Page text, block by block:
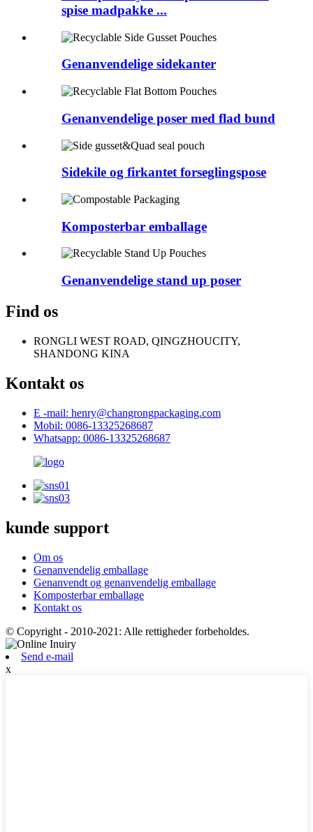
spise madpakke ...
Genanvendelige sidekanter
Genanvendelige poser med flad bund
Sidekile og firkantet forseglingspose
Komposterbar emballage
Genanvendelige stand up poser
Find os
RONGLI WEST ROAD, QINGZHOUCITY,
SHANDONG KINA
Kontakt os
E -mail: henry@changrongpackaging.com
Mobil: 0086-13325268687
Whatsapp: 0086-13325268687
kunde support
Om os
Genanvendelig emballage
Genanvendt og genanvendelig emballage
Komposterbar emballage
Kontakt os
© Copyright - 2010-2021: Alle rettigheder forbeholdes.
Send e-mail
x